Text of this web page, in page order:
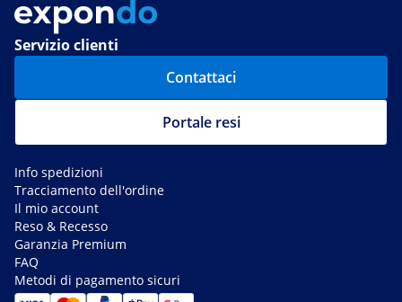
Servizio clienti
Contattaci
Portale resi
Info spedizioni
Tracciamento dell'ordine
Il mio account
Reso & Recesso
Garanzia Premium
FAQ
Metodi di pagamento sicuri